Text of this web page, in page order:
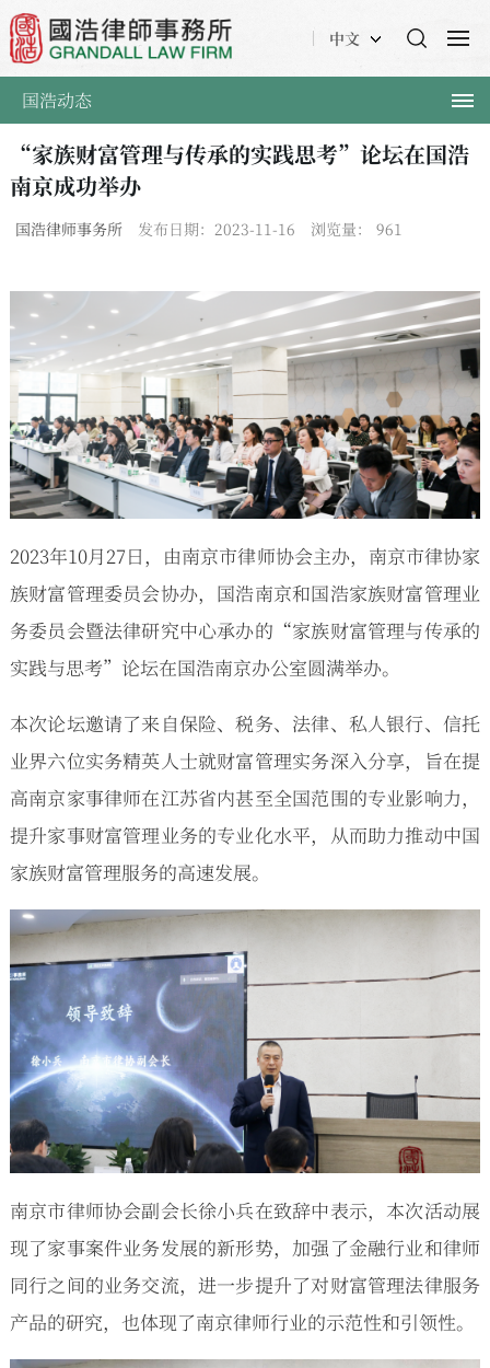
中文
国浩动态
“家族财富管理与传承的实践思考”论坛在国浩
南京成功举办
国浩律师事务所 发布日期：2023-11-16 浏览量： 961
2023年10月27日，由南京市律师协会主办，南京市律协家
族财富管理委员会协办，国浩南京和国浩家族财富管理业
务委员会暨法律研究中心承办的“家族财富管理与传承的
实践与思考”论坛在国浩南京办公室圆满举办。
本次论坛邀请了来自保险、税务、法律、私人银行、信托
业界六位实务精英人士就财富管理实务深入分享，旨在提
高南京家事律师在江苏省内甚至全国范围的专业影响力，
提升家事财富管理业务的专业化水平，从而助力推动中国
家族财富管理服务的高速发展。
南京市律师协会副会长徐小兵在致辞中表示，本次活动展
现了家事案件业务发展的新形势，加强了金融行业和律师
同行之间的业务交流，进一步提升了对财富管理法律服务
产品的研究，也体现了南京律师行业的示范性和引领性。